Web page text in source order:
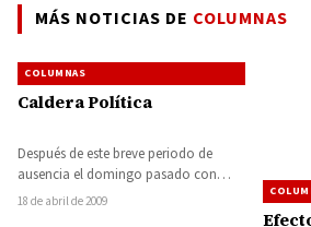
MÁS NOTICIAS DE COLUMNAS
COLUMNAS
Caldera Política
Después de este breve periodo de
ausencia el domingo pasado con
motivo de las vacaciones anuales de
18 de abril de 2009